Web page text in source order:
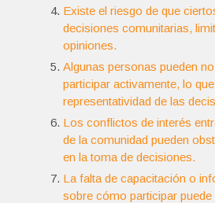
Existe el riesgo de que
decisiones comunitarias,
opiniones.
Algunas personas pueden
participar activamente, lo
representatividad de las
Los conflictos de interés
de la comunidad pueden
en la toma de decisiones.
La falta de capacitación o
sobre cómo participar